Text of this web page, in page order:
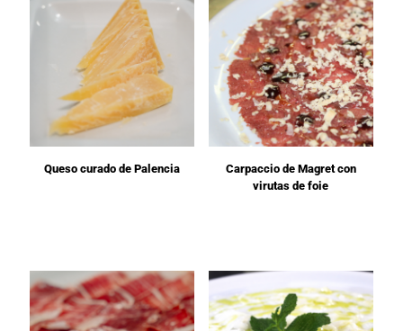
Queso curado de Palencia
Carpaccio de Magret con
virutas de foie